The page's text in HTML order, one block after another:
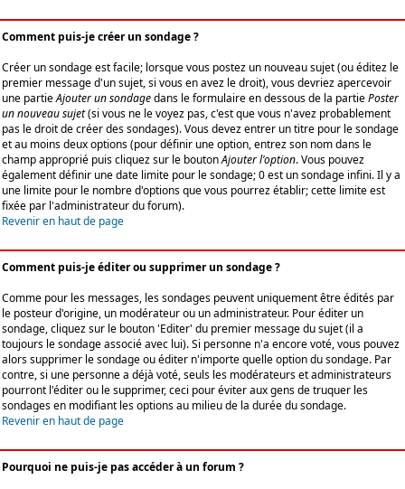
Comment puis-je créer un sondage ?
Créer un sondage est facile; lorsque vous postez un nouveau sujet (ou éditez le
premier message d'un sujet, si vous en avez le droit), vous devriez apercevoir
une partieAjouter un sondagedans le formulaire en dessous de la partiePoster
un nouveau sujet(si vous ne le voyez pas, c'est que vous n'avez probablement
pas le droit de créer des sondages). Vous devez entrer un titre pour le sondage
et au moins deux options (pour définir une option, entrez son nom dans le
champ approprié puis cliquez sur le boutonAjouter l'option. Vous pouvez
également définir une date limite pour le sondage; 0 est un sondage infini. Il y a
une limite pour le nombre d'options que vous pourrez établir; cette limite est
fixée par l'administrateur du forum).
Revenir en haut de page
Comment puis-je éditer ou supprimer un sondage ?
Comme pour les messages, les sondages peuvent uniquement être édités par
le posteur d'origine, un modérateur ou un administrateur. Pour éditer un
sondage, cliquez sur le bouton 'Editer' du premier message du sujet (il a
toujours le sondage associé avec lui). Si personne n'a encore voté, vous pouvez
alors supprimer le sondage ou éditer n'importe quelle option du sondage. Par
contre, si une personne a déjà voté, seuls les modérateurs et administrateurs
pourront l'éditer ou le supprimer, ceci pour éviter aux gens de truquer les
sondages en modifiant les options au milieu de la durée du sondage.
Revenir en haut de page
Pourquoi ne puis-je pas accéder à un forum ?